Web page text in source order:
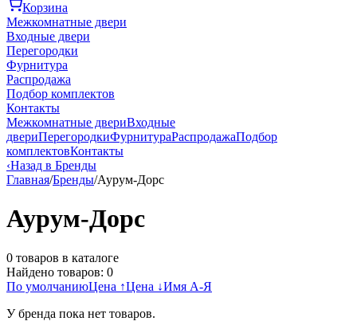
Корзина
Межкомнатные двери
Входные двери
Перегородки
Фурнитура
Распродажа
Подбор комплектов
Контакты
Межкомнатные двериВходные
двериПерегородкиФурнитураРаспродажаПодбор
комплектовКонтакты
‹Назад в Бренды
Главная/Бренды/Аурум-Дорс
Аурум-Дорс
0 товаров в каталоге
Найдено товаров: 0
По умолчаниюЦена ↑Цена ↓Имя А-Я
У бренда пока нет товаров.